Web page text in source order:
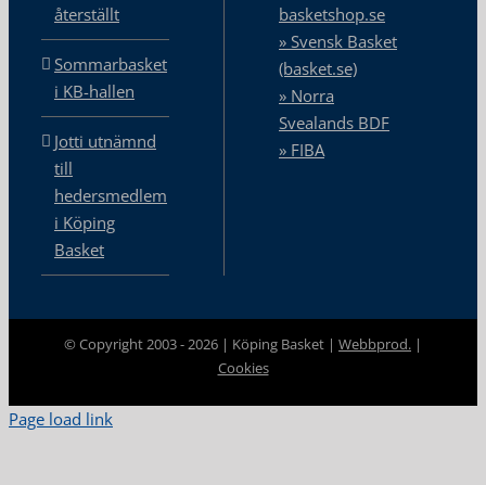
återställt
Sommarbasket
i KB-hallen
Jotti utnämnd
till
hedersmedlem
i Köping
Basket
basketshop.se
» Svensk Basket
(basket.se)
» Norra
Svealands BDF
» FIBA
© Copyright 2003 -2026 | Köping Basket | Webbprod. |
Cookies
Page load link